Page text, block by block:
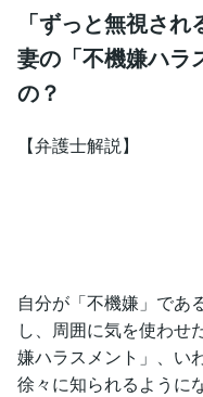
「ずっと無視さ
妻の「不機嫌ハラ
の？
【弁護士解説】
自分が「不機嫌」であ
し、周囲に気を使わせ
嫌ハラスメント」、い
徐々に知られるように